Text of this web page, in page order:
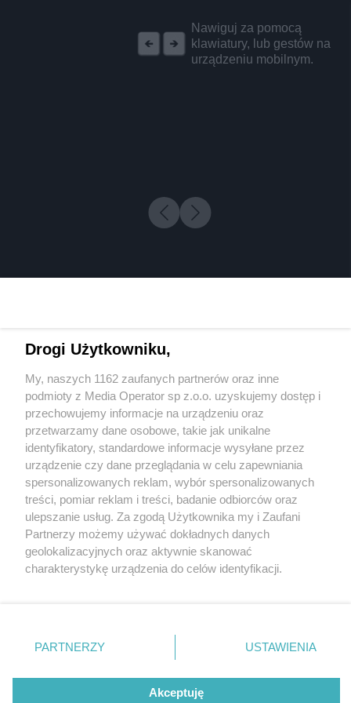
Nawiguj za pomocą
klawiatury, lub gestów na
urządzeniu mobilnym.
2 / 0
Wydawca mediów lokalnych
Nie zapomnij
zapoznać się z:
polityką prywatności regulamin korzystania z portali
Twojemiasto
Piekary Śląskie
Chorzów
Tarnowskie Góry
Gliwice
Skontakuj sięz nami
Kontakt
Wydawca
Redakcja
Drogi Użytkowniku,
My, naszych 1162 zaufanych partnerów oraz inne
podmioty z Media Operator sp z.o.o. uzyskujemy dostęp i
przechowujemy informacje na urządzeniu oraz
przetwarzamy dane osobowe, takie jak unikalne
identyfikatory, standardowe informacje wysyłane przez
urządzenie czy dane przeglądania w celu zapewniania
spersonalizowanych reklam, wybór spersonalizowanych
treści, pomiar reklam i treści, badanie odbiorców oraz
ulepszanie usług. Za zgodą Użytkownika my i Zaufani
Partnerzy możemy używać dokładnych danych
geolokalizacyjnych oraz aktywnie skanować
charakterystykę urządzenia do celów identyfikacji.
zmienić/wycofać klikając przycisk ustawień prywatności
znajdujący się w lewym dolnym rogu strony
rodzaje przetwarzania danych nie wymagają zgody
użytkownika, ale masz prawo sprzeciwić się takiemu
PARTNERZY USTAWIENIA
Akceptuję